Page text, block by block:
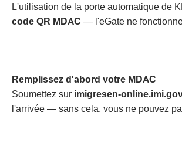
L'utilisation de la porte automatique de
code QR MDAC — l'eGate ne
Remplissez d'abord votre MDAC
Soumettez sur imigresen-
l'arrivée — sans cela, vous ne pouvez